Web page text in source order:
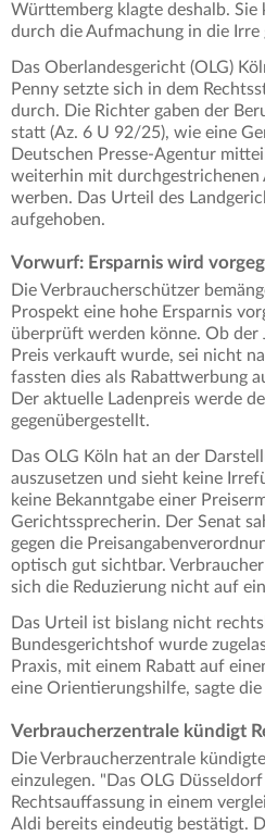
Württemberg klagte deshalb.
durch die Aufmachung in die
Das Oberlandesgericht (OLG)
Penny setzte sich in dem
durch. Die Richter gaben der
statt (Az. 6 U 92/25), wie eine
Deutschen Presse-Agentur
weiterhin mit durchgestrichenen
werben. Das Urteil des
aufgehoben.
Vorwurf: Ersparnis wird
Die Verbraucherschützer
Prospekt eine hohe Ersparnis
überprüft werden könne. Ob der
Preis verkauft wurde, sei nicht
fassten dies als Rabattwerbung
Der aktuelle Ladenpreis werde
gegenübergestellt.
Das OLG Köln hat an der
auszusetzen und sieht keine
keine Bekanntgabe einer
Gerichtssprecherin. Der Senat
gegen die
optisch gut sichtbar.
sich die Reduzierung nicht auf
Das Urteil ist bislang nicht
Bundesgerichtshof wurde
Praxis, mit einem Rabatt auf
eine Orientierungshilfe, sagte
Verbraucherzentrale kündigt
Die Verbraucherzentrale
einzulegen. "Das OLG
Rechtsauffassung in einem
Aldi bereits eindeutig bestätigt.